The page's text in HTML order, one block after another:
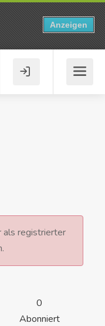
als registrierter
0
Abonniert
Anzeigen